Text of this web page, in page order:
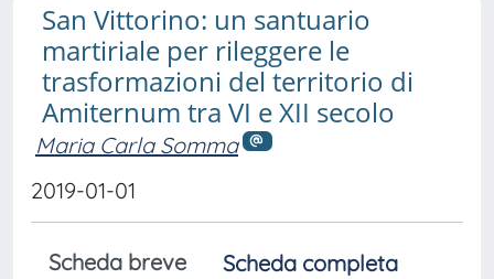
San Vittorino: un santuario
martiriale per rileggere le
trasformazioni del territorio di
Amiternum tra VI e XII secolo
Maria Carla Somma
2019-01-01
Scheda breve
Scheda completa